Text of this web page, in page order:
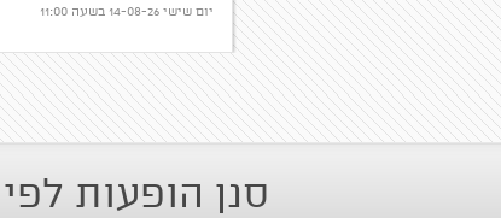
יום שישי 14-08-26 בשעה 11:00
סנן הופעות לפי